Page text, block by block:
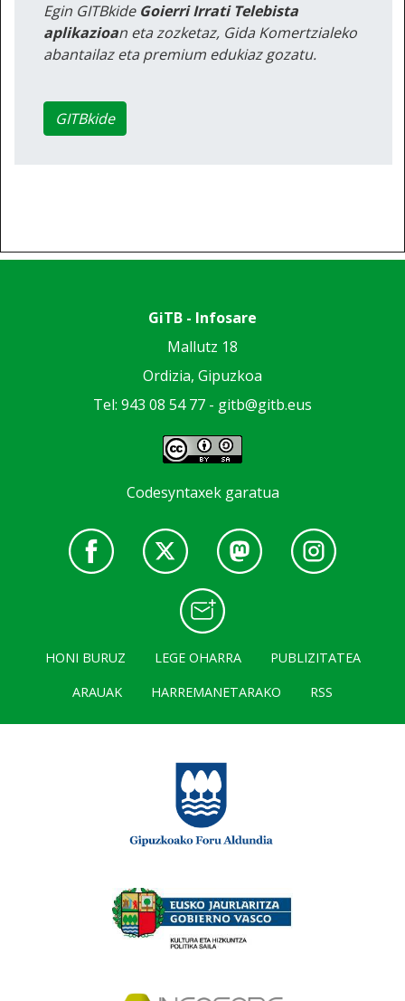
Egin GITBkide Goierri Irrati Telebista
aplikazioan eta zozketaz, Gida Komertzialeko
abantailaz eta premium edukiaz gozatu.
GITBkide
GiTB - Infosare
Mallutz 18
Ordizia, Gipuzkoa
Tel: 943 08 54 77 - gitb@gitb.eus
Codesyntaxek garatua
HONI BURUZ LEGE OHARRA
PUBLIZITATEA
ARAUAK
HARREMANETARAKO RSS